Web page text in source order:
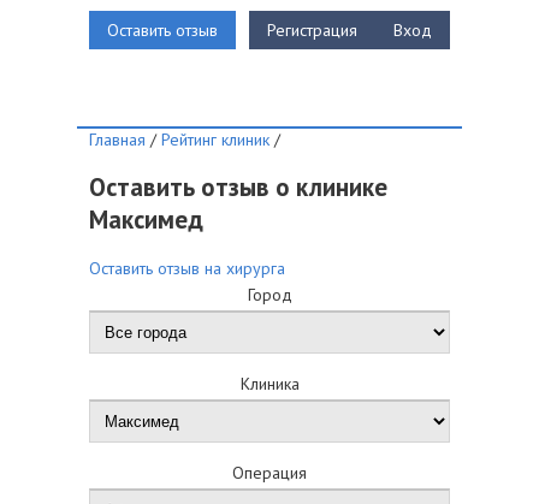
Оставить отзыв Регистрация Вход
Главная / Рейтинг клиник /
Оставить отзыв о клинике
Максимед
Оставить отзыв на хирурга
Город
Клиника
Операция